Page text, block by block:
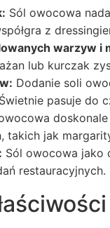
Sól owocowa
z
warzyw i
lub kurczak
Dodanie soli
pasuje do
takich jak
Sól owocowa jako
restauracyjnych.